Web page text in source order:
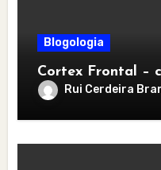
Blogologia
Cortex Frontal –
Rui Cerdeira